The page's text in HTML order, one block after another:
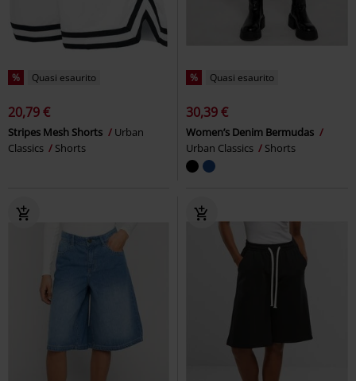
% Quasi esaurito
20,79 €
Stripes Mesh Shorts
Urban
Classics
Shorts
% Quasi esaurito
30,39 €
Women’s Denim Bermudas
Urban Classics
Shorts